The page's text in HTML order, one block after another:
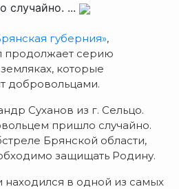
случайно. ...
губерния»,
продолжает серию
которые
добровольцами.
Суханов из г. Сельцо.
пришло случайно.
Брянской области,
защищать Родину.
в одной из самых